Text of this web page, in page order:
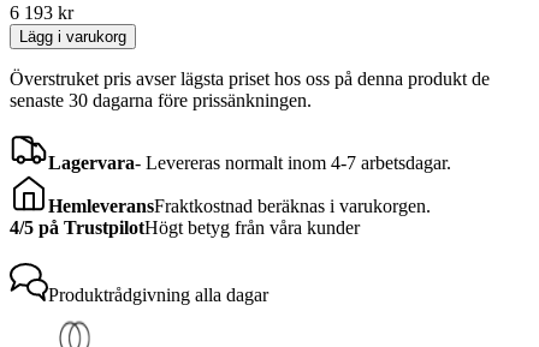
6 193 kr
Lägg i varukorg
Överstruket pris avser lägsta priset hos oss på denna produkt de
senaste 30 dagarna före prissänkningen.
Lagervara- Levereras normalt inom 4-7 arbetsdagar.
HemleveransFraktkostnad beräknas i varukorgen.
4/5 på TrustpilotHögt betyg från våra kunder
Produktrådgivning alla dagar